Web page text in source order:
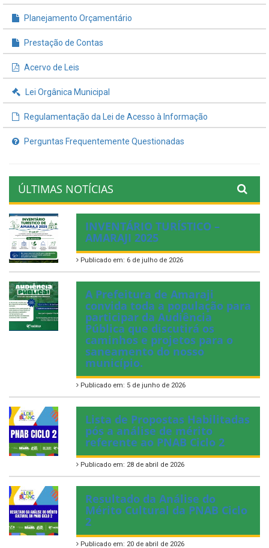
Planejamento Orçamentário
Prestação de Contas
Acervo de Leis
Lei Orgânica Municipal
Regulamentação da Lei de Acesso à Informação
Perguntas Frequentemente Questionadas
ÚLTIMAS NOTÍCIAS
INVENTÁRIO TURÍSTICO –
AMARAJI 2025
Publicado em: 6 de julho de 2026
A Prefeitura de Amaraji
convida toda a população para
participar da Audiência
Pública que discutirá os
caminhos e projetos para o
saneamento do nosso
município.
Publicado em: 5 de junho de 2026
Lista de Propostas Habilitadas
pós a análise de mérito
referente ao PNAB Ciclo 2
Publicado em: 28 de abril de 2026
Resultado da Análise do
Mérito Cultural da PNAB Ciclo
2
Publicado em: 20 de abril de 2026